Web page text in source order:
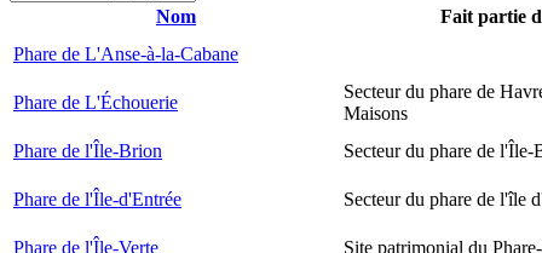
Nom
Fait partie
Phare de L'Anse-à-la-Cabane
Phare de L'Échouerie
Secteur du phare de
Maisons
Phare de l'Île-Brion
Secteur du phare de l'Île-
Phare de l'Île-d'Entrée Secteur du phare de l'île
Phare de l'Île-Verte Site patrimonial du